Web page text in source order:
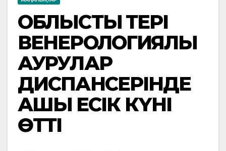
ОБЛЫСТЫҚ ТЕРІ
ВЕНЕРОЛОГИЯЛЫҚ
АУРУЛАР
ДИСПАНСЕРІНДЕ
АШЫҚ ЕСІК КҮНІ
ӨТТІ